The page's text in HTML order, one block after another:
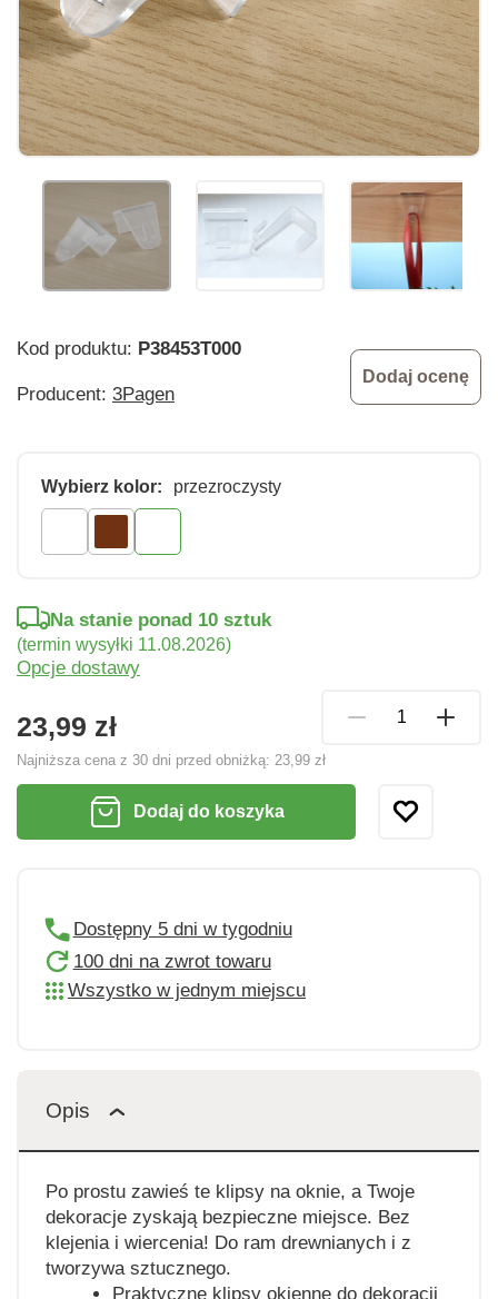
Kod produktu: P38453T000
Producent: 3Pagen
Dodaj ocenę
Wybierz kolor: przezroczysty
23,99 zł
Najniższa cena z 30 dni przed obniżką: 23,99 zł
Na stanie ponad 10 sztuk
(termin wysyłki 11.08.2026)
Opcje dostawy
Dodaj do koszyka
Dostępny 5 dni w tygodniu
100 dni na zwrot towaru
Wszystko w jednym miejscu
Opis
Po prostu zawieś te klipsy na oknie, a Twoje
dekoracje zyskają bezpieczne miejsce. Bez
klejenia i wiercenia! Do ram drewnianych i z
tworzywa sztucznego.
Praktyczne klipsy okienne do dekoracji